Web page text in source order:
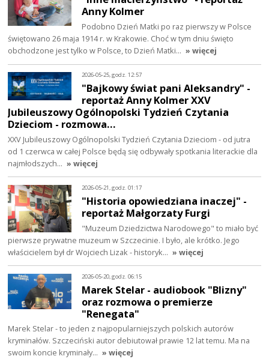
Anny Kolmer
Podobno Dzień Matki po raz pierwszy w Polsce
świętowano 26 maja 1914 r. w Krakowie. Choć w tym dniu święto
obchodzone jest tylko w Polsce, to Dzień Matki… » więcej
2026-05-25, godz. 12:57
"Bajkowy świat pani Aleksandry" -
reportaż Anny Kolmer XXV
Jubileuszowy Ogólnopolski Tydzień Czytania
Dzieciom - rozmowa…
XXV Jubileuszowy Ogólnopolski Tydzień Czytania Dzieciom - od jutra
od 1 czerwca w całej Polsce będą się odbywały spotkania literackie dla
najmłodszych… » więcej
2026-05-21, godz. 01:17
"Historia opowiedziana inaczej" -
reportaż Małgorzaty Furgi
"Muzeum Dziedzictwa Narodowego" to miało być
pierwsze prywatne muzeum w Szczecinie. I było, ale krótko. Jego
właścicielem był dr Wojciech Lizak - historyk… » więcej
2026-05-20, godz. 06:15
Marek Stelar - audiobook "Blizny"
oraz rozmowa o premierze
"Renegata"
Marek Stelar - to jeden z najpopularniejszych polskich autorów
kryminałów. Szczeciński autor debiutował prawie 12 lat temu. Ma na
swoim koncie kryminały… » więcej